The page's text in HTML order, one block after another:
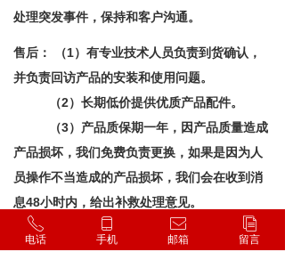
处理突发事件，保持和客户沟通。
售后： （1）有专业技术人员负责到货确认，
并负责回访产品的安装和使用问题。
（2）长期低价提供优质产品配件。
（3）产品质保期一年，因产品质量造成
产品损坏，我们免费负责更换，如果是因为人
员操作不当造成的产品损坏，我们会在收到消
息48小时内，给出补救处理意见。
ꂅ
电话
ꀆ
手机
ꂘ
邮箱
ꀢ
留言